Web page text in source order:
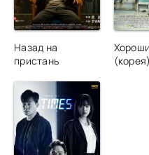
Назад на
пристань
(корея)